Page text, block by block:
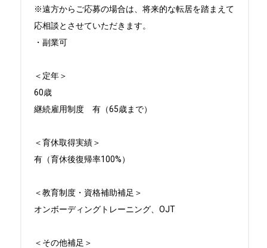
※遠方からご応募の場合は、将来的な転居を踏まえて
応相談とさせていただきます。
・副業可
＜定年＞
60歳
継続雇用制度　有（65歳まで）
＜育休取得実績＞
有（育休後復帰率100%）
＜教育制度・資格補助補足＞
オンボーディングトレーニング、OJT
＜その他補足＞